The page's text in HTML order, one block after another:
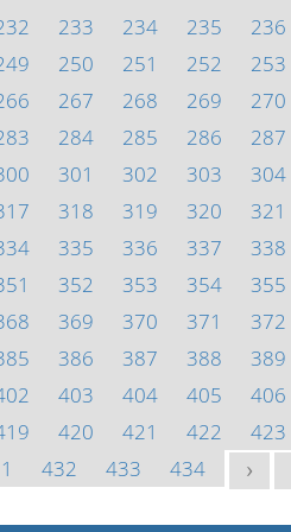
233 234 235 236
250 251 252 253
267 268 269 270
284 285 286 287
301 302 303 304
318 319 320 321
335 336 337 338
352 353 354 355
369 370 371 372
386 387 388 389
403 404 405 406
420 421 422 423
432 433 434 >